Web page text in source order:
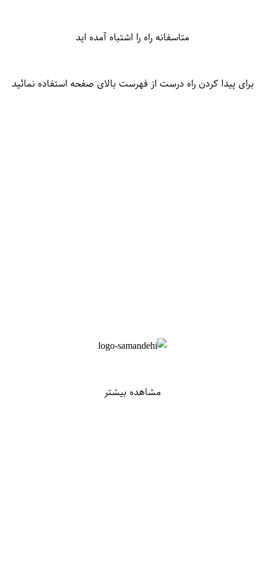
متاسفانه راه را اشتباه آمده اید
برای پیدا کردن راه درست از فهرست بالای صفحه استفاده نمائید
مشاهده بیشتر